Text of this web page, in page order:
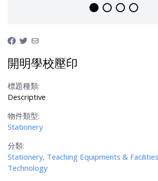
開明學校壓印
標題種類:
Descriptive
物件類型:
Stationery
分類:
Stationery, Teaching Equipments &
Technology